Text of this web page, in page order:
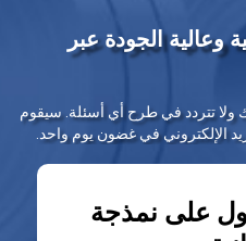
الجودة عبر
ولا تتردد في طرح أي أسئلة. سيقوم
الإلكتروني في غضون يوم واحد.
على نمذجة